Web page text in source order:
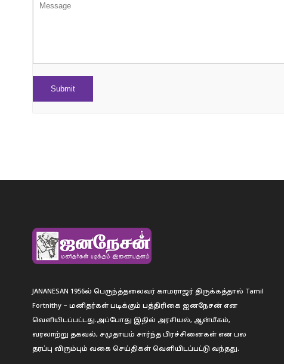
JANANESAN 1956ல் பெருந்த்தலைவர் காமராஜர் திருக்கத்தால் Tamil
Fortnithy – மனிதர்கள் படிக்கும் பத்திரிகை ஐனநேசன் என
வெளியிடப்பட்டது.அப்போது இதில் அரசியல், ஆன்மீகம்,
வரலாற்று தகவல், சமுதாயம் சார்ந்த பிரச்சினைகள் என பல
தரப்பு விரும்பும் வகை செய்திகள் வெளியிடப்பட்டு வந்தது.